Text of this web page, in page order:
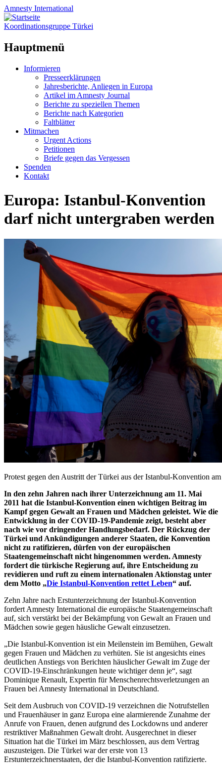
Amnesty International
Koordinationsgruppe Türkei
Hauptmenü
Zum
Informieren
Presseerklärungen
Jahresberichte, Anliegen in Europa
Artikel im Amnesty Journal
Berichte zu speziellen Themen
Berichte nach Kategorien
Faltblätter
Mitmachen
Urgent Actions
Petitionen
Briefe gegen das Vergessen
Spenden
Kontakt
Europa: Istanbul-Konvention
darf nicht untergraben werden
Protest gegen den Austritt der Türkei aus der Istanbul-Konvention
In den zehn Jahren nach ihrer Unterzeichnung am 11. Mai
2011 hat die Istanbul-Konvention einen wichtigen Beitrag im
Kampf gegen Gewalt an Frauen und Mädchen geleistet. Wie die
Entwicklung in der COVID-19-Pandemie zeigt, besteht aber
nach wie vor dringender Handlungsbedarf. Der Rückzug der
Türkei und Ankündigungen anderer Staaten, die Konvention
nicht zu ratifizieren, dürfen von der europäischen
Staatengemeinschaft nicht hingenommen werden. Amnesty
fordert die türkische Regierung auf, ihre Entscheidung zu
revidieren und ruft zu einem internationalen Aktionstag unter
dem Motto „Die Istanbul-Konvention rettet Leben“ auf.
Zehn Jahre nach Erstunterzeichnung der Istanbul-Konvention
fordert Amnesty International die europäische Staatengemeinschaft
auf, sich verstärkt bei der Bekämpfung von Gewalt an Frauen und
Mädchen sowie gegen häusliche Gewalt einzusetzen.
„Die Istanbul-Konvention ist ein Meilenstein im Bemühen, Gewalt
gegen Frauen und Mädchen zu verhüten. Sie ist angesichts eines
deutlichen Anstiegs von Berichten häuslicher Gewalt im Zuge der
COVID-19-Einschränkungen heute wichtiger denn je“, sagt
Dominique Renault, Expertin für Menschenrechtsverletzungen an
Frauen bei Amnesty International in Deutschland.
Seit dem Ausbruch von COVID-19 verzeichnen die Notrufstellen
und Frauenhäuser in ganz Europa eine alarmierende Zunahme der
Anrufe von Frauen, denen aufgrund des Lockdowns und anderer
restriktiver Maßnahmen Gewalt droht. Ausgerechnet in dieser
Situation hat die Türkei im März beschlossen, aus dem Vertrag
auszusteigen. Die Türkei war der erste von 13
Erstunterzeichnerstaaten, der die Istanbul-Konvention ratifizierte.